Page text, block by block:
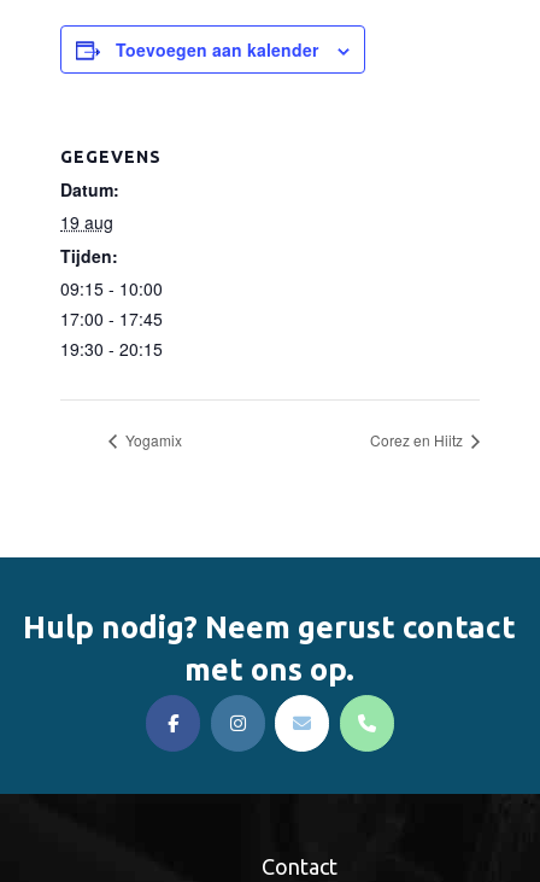
Toevoegen aan kalender
GEGEVENS
Datum:
19 aug
Tijden:
09:15 - 10:00
17:00 - 17:45
19:30 - 20:15
Yogamix Corez en Hiitz
Hulp nodig? Neem gerust contact
met ons op.
Contact